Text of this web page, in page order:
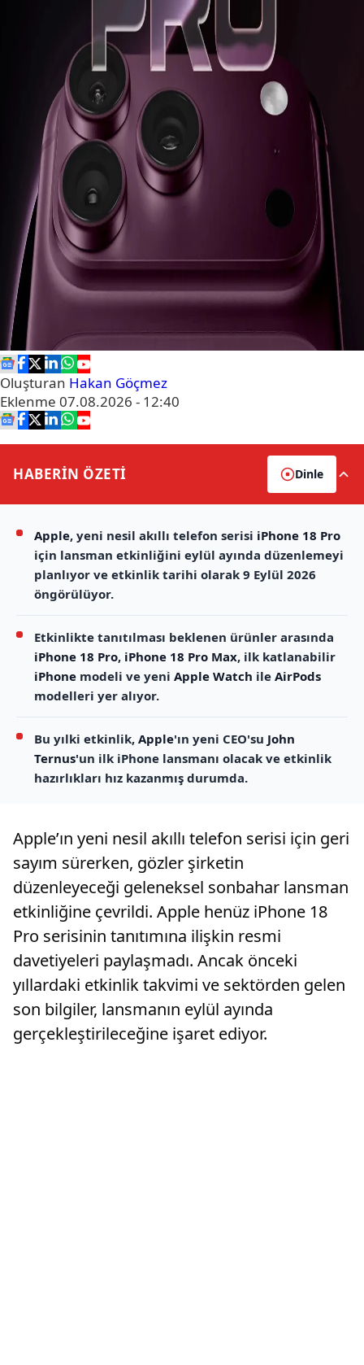
Oluşturan Hakan Göçmez
Eklenme 07.08.2026 - 12:40
HABERİN ÖZETİ Dinle
Apple, yeni nesil akıllı telefon serisi iPhone 18 Pro
için lansman etkinliğini eylül ayında düzenlemeyi
planlıyor ve etkinlik tarihi olarak 9 Eylül 2026
öngörülüyor.
Etkinlikte tanıtılması beklenen ürünler arasında
iPhone 18 Pro, iPhone 18 Pro Max, ilk katlanabilir
iPhone modeli ve yeni Apple Watch ile AirPods
modelleri yer alıyor.
Bu yılki etkinlik, Apple'ın yeni CEO'su John
Ternus'un ilk iPhone lansmanı olacak ve etkinlik
hazırlıkları hız kazanmış durumda.
Apple’ın yeni nesil akıllı telefon serisi için geri
sayım sürerken, gözler şirketin
düzenleyeceği geleneksel sonbahar lansman
etkinliğine çevrildi. Apple henüz iPhone 18
Pro serisinin tanıtımına ilişkin resmi
davetiyeleri paylaşmadı. Ancak önceki
yıllardaki etkinlik takvimi ve sektörden gelen
son bilgiler, lansmanın eylül ayında
gerçekleştirileceğine işaret ediyor.